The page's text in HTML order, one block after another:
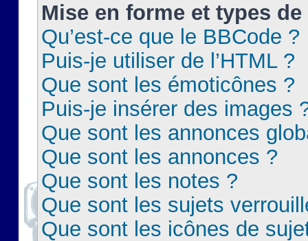
Mise en forme et types
Qu’est-ce que le BBCode ?
Puis-je utiliser de l’HTML ?
Que sont les émoticônes ?
Puis-je insérer des images
Que sont les annonces
Que sont les annonces ?
Que sont les notes ?
Que sont les sujets
Que sont les icônes de